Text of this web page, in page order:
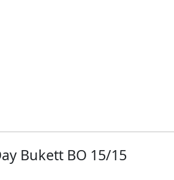
Bukett BO 15/15